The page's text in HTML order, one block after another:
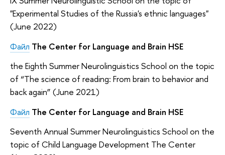
"Experimental Studies of the Russia's ethnic languages"
(June 2022)
Файл The Center for Language and Brain HSE
the Eighth Summer Neurolinguistics School on the topic
of “The science of reading: From brain to behavior and
back again” (June 2021)
Файл The Center for Language and Brain HSE
Seventh Annual Summer Neurolinguistics School on the
topic of Child Language Development The Center